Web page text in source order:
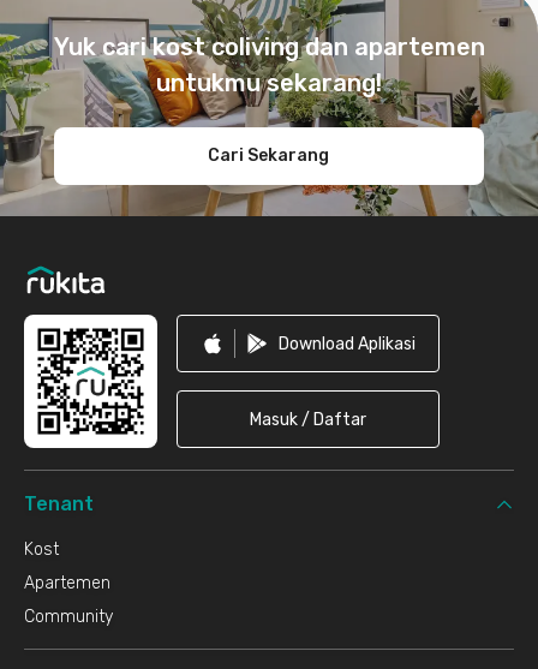
Yuk cari kost coliving dan apartemen
untukmu sekarang!
Cari Sekarang
Download Aplikasi
Masuk / Daftar
Tenant
Kost
Apartemen
Community